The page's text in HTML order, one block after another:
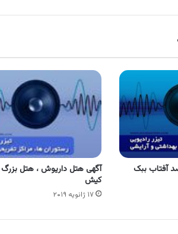
آفتاب ببک
آگهی هتل داریوش ، هتل
کیش
۱۷ ژانویه ۲۰۱۹